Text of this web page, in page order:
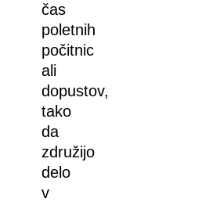
čas
poletnih
počitnic
ali
dopustov,
tako
da
združijo
delo
v